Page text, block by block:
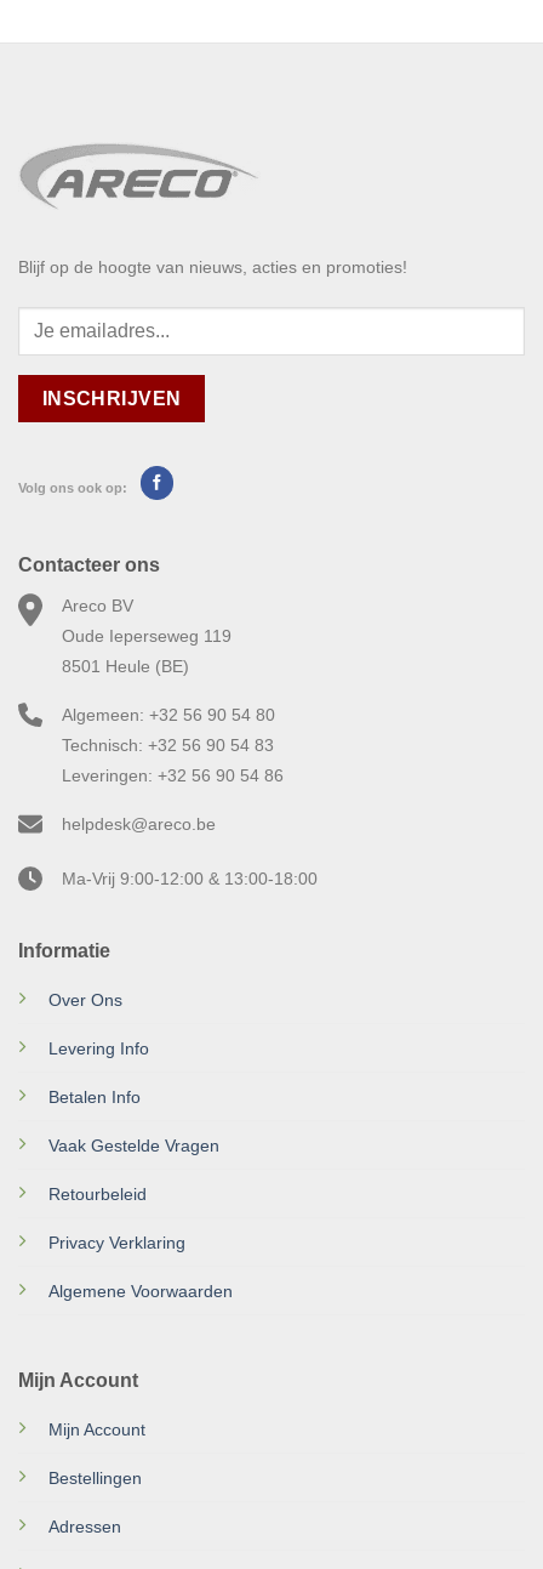
Blijf op de hoogte van nieuws, acties en promoties!
Volg ons ook op:
Informatie
Over Ons
Levering Info
Betalen Info
Vaak Gestelde Vragen
Retourbeleid
Privacy Verklaring
Algemene Voorwaarden
Mijn Account
Mijn Account
Bestellingen
Adressen
Contacteer ons
Areco BV
Oude Ieperseweg 119
8501 Heule (BE)
Algemeen: +32 56 90 54 80
Technisch: +32 56 90 54 83
Leveringen: +32 56 90 54 86
helpdesk@areco.be
Ma-Vrij 9:00-12:00 & 13:00-18:00